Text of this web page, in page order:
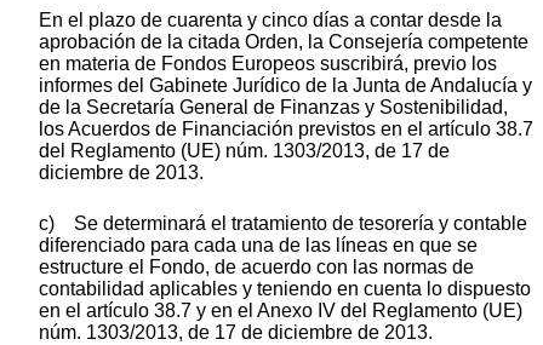
En el plazo de cuarenta y cinco días a contar desde la
aprobación de la citada Orden, la Consejería competente
en materia de Fondos Europeos suscribirá, previo los
informes del Gabinete Jurídico de la Junta de Andalucía y
de la Secretaría General de Finanzas y Sostenibilidad,
los Acuerdos de Financiación previstos en el artículo 38.7
del Reglamento (UE) núm. 1303/2013, de 17 de
diciembre de 2013.
c) Se determinará el tratamiento de tesorería y contable
diferenciado para cada una de las líneas en que se
estructure el Fondo, de acuerdo con las normas de
contabilidad aplicables y teniendo en cuenta lo dispuesto
en el artículo 38.7 y en el Anexo IV del Reglamento (UE)
núm. 1303/2013, de 17 de diciembre de 2013.